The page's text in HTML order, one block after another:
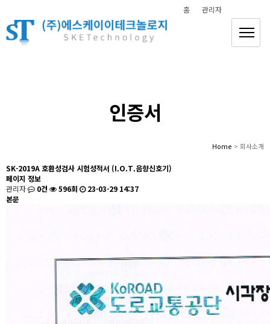
관리자
홈
인증서
Home > 회사소개
SK-2019A 호환성검사 시험성적서 (I.O.T.음향신호기)
페이지 정보
관리자
0건 596회
23-03-29 14:37
본문